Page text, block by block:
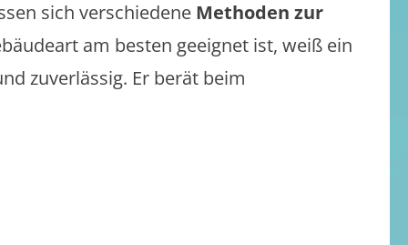
sich verschiedene Methoden zur
am besten geeignet ist, weiß ein
zuverlässig. Er berät beim